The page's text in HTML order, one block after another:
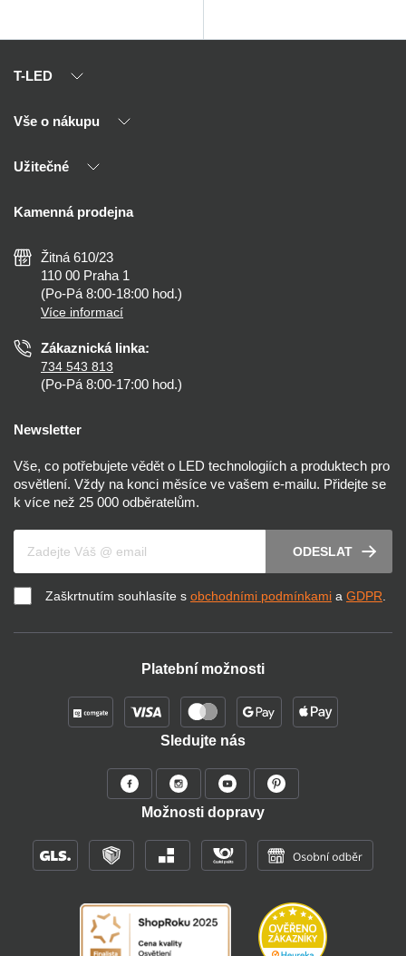
T-LED
O nás
Kontakty
Vše o nákupu
Výhody T-LED
Montáž
Nejčastější dotazy
Než koupíte
Osvětlení dle místnosti
Užitečné
Reklamace a vrácení
Zásady ochrany soukromí
Nastavení cookies
Prohlášení o přístupnosti
Kamenná prodejna
Žitná 610/23
110 00 Praha 1
(Po-Pá 8:00-18:00 hod.)
Více informací
Zákaznická linka:
734 543 813
(Po-Pá 8:00-17:00 hod.)
Newsletter
Vše, co potřebujete vědět o LED technologiích a produktech pro
osvětlení. Vždy na konci měsíce ve vašem e-mailu. Přidejte se
k více než 25 000 odběratelům.
ODESLAT
Zaškrtnutím souhlasíte s obchodními podmínkami a GDPR
Platební možnosti
Sledujte nás
Možnosti dopravy